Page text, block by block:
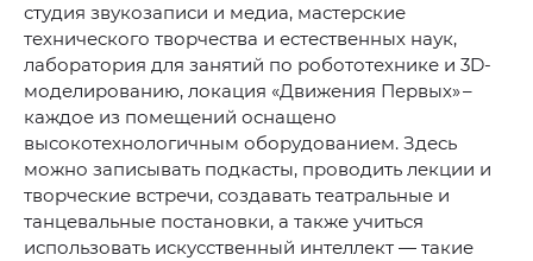
студия звукозаписи и медиа, мастерские
технического творчества и естественных наук,
лаборатория для занятий по робототехнике и 3D-
моделированию, локация «Движения Первых» –
каждое из помещений оснащено
высокотехнологичным оборудованием. Здесь
можно записывать подкасты, проводить лекции и
творческие встречи, создавать театральные и
танцевальные постановки, а также учиться
использовать искусственный интеллект — такие